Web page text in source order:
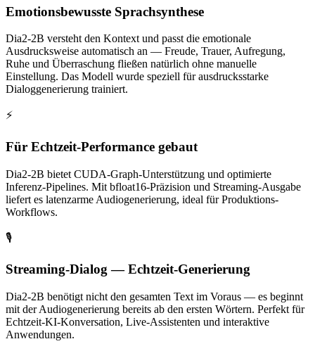
Emotionsbewusste Sprachsynthese
Dia2-2B versteht den Kontext und passt die emotionale
Ausdrucksweise automatisch an — Freude, Trauer, Aufregung,
Ruhe und Überraschung fließen natürlich ohne manuelle
Einstellung. Das Modell wurde speziell für ausdrucksstarke
Dialoggenerierung trainiert.
⚡
Für Echtzeit-Performance gebaut
Dia2-2B bietet CUDA-Graph-Unterstützung und optimierte
Inferenz-Pipelines. Mit bfloat16-Präzision und Streaming-Ausgabe
liefert es latenzarme Audiogenerierung, ideal für Produktions-
Workflows.
🎙️
Streaming-Dialog — Echtzeit-Generierung
Dia2-2B benötigt nicht den gesamten Text im Voraus — es beginnt
mit der Audiogenerierung bereits ab den ersten Wörtern. Perfekt für
Echtzeit-KI-Konversation, Live-Assistenten und interaktive
Anwendungen.